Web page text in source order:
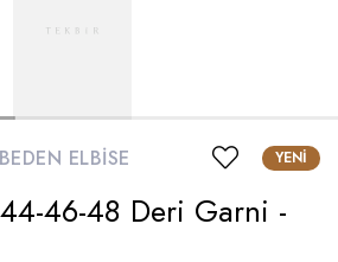
ELBISE YENI
46-48 Deri Garni -